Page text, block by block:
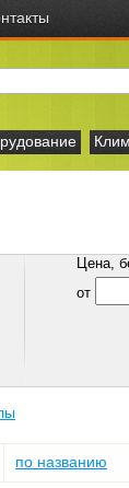
Цена,
от
по названию